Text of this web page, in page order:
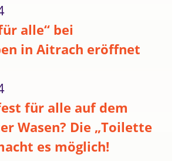
alle“ bei
in Aitrach eröffnet
für alle auf dem
Wasen? Die „Toilette
es möglich!